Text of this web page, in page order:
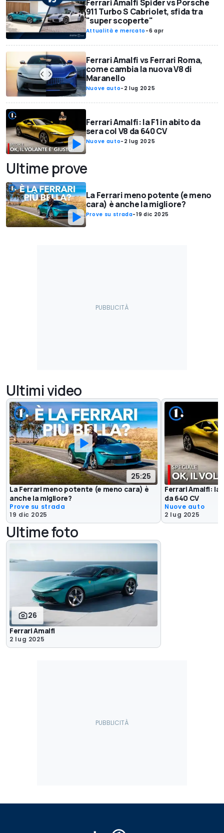
Ferrari Amalfi Spider vs Porsche
911 Turbo S Cabriolet, sfida tra
"super scoperte"
Attualità e mercato -6 apr
Ferrari Amalfi vs Ferrari Roma,
come cambia la nuova V8 di
Maranello
Nuove auto- 2 lug 2025
Ferrari Amalfi: la F1 in abito da
sera col V8 da 640 CV
Nuove auto- 2 lug 2025
Ultime prove
La Ferrari meno potente (e meno
cara) è anche la migliore?
Prove su strada-19 dic 2025
Ultimi video
25:25
La Ferrari meno potente (e meno cara) è
anche la migliore?
Prove su strada
19 dic 2025
Ferrari Amalfi: la
da 640 CV
Nuove auto
2 lug 2025
Ultime foto
26
Ferrari Amalfi
2 lug 2025